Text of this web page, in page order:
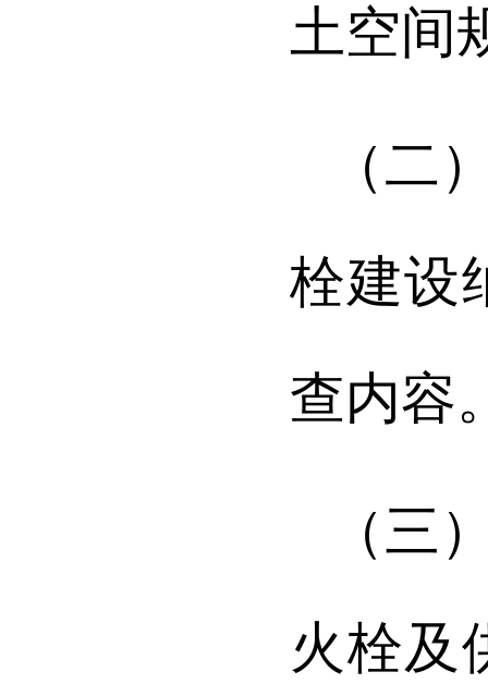
土空间
（二
栓建设
查内容
（三
火栓及